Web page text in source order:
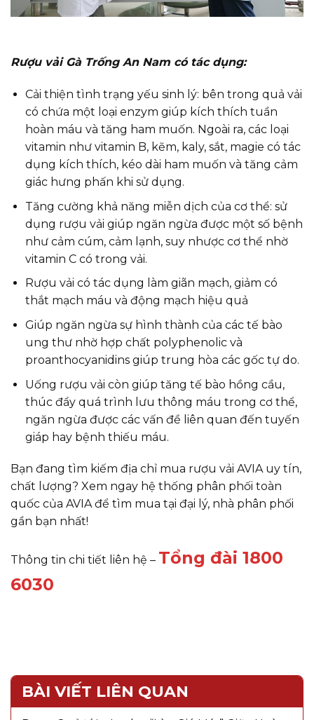
Rượu vải Gà Trống An Nam có tác dụng:
Cải thiện tình trạng yếu sinh lý: bên trong quả vải
có chứa một loại enzym giúp kích thích tuần
hoàn máu và tăng ham muốn. Ngoài ra, các loại
vitamin như vitamin B, kẽm, kaly, sắt, magie có tác
dụng kích thích, kéo dài ham muốn và tăng cảm
giác hưng phấn khi sử dụng.
Tăng cường khả năng miễn dịch của cơ thể: sử
dụng rượu vải giúp ngăn ngừa được một số bệnh
như cảm cúm, cảm lạnh, suy nhược cơ thể nhờ
vitamin C có trong vải.
Rượu vải có tác dụng làm giãn mạch, giảm có
thắt mạch máu và động mạch hiệu quả
Giúp ngăn ngừa sự hình thành của các tế bào
ung thư nhờ hợp chất polyphenolic và
proanthocyanidins giúp trung hòa các gốc tự do.
Uống rượu vải còn giúp tăng tế bào hồng cầu,
thúc đẩy quá trình lưu thông máu trong cơ thể,
ngăn ngừa được các vấn đề liên quan đến tuyến
giáp hay bệnh thiếu máu.
Bạn đang tìm kiếm địa chỉ mua rượu vải AVIA uy tín,
chất lượng? Xem ngay hệ thống phân phối toàn
quốc của AVIA để tìm mua tại đại lý, nhà phân phối
gần bạn nhất!
Thông tin chi tiết liên hệ – Tổng đài 1800
6030
BÀI VIẾT LIÊN QUAN